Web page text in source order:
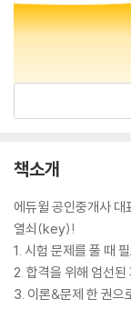
책소개
에듀윌 공인중개사 대
열쇠(key)!
1. 시험 문제를 풀 때
2. 합격을 위해 엄선
3. 이론&문제 한 권으